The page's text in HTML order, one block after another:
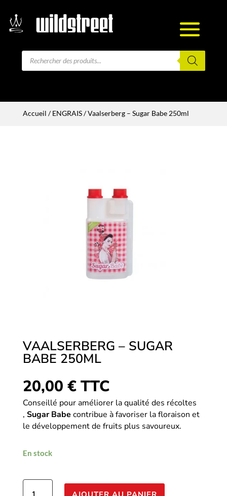
Recherche
Accueil /ENGRAIS/ Vaalserberg – Sugar Babe 250ml
VAALSERBERG – SUGAR
BABE 250ML
20,00 € TTC
Conseillé pour améliorer la qualité des récoltes
, Sugar Babe contribue à favoriser la floraison et
le développement de fruits plus savoureux.
En stock
quantité